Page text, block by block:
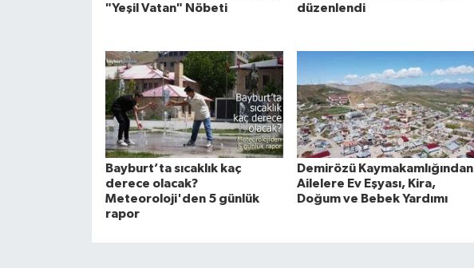
"Yeşil Vatan" Nöbeti
düzenlendi
Bayburt’ta sıcaklık kaç
derece olacak?
Meteoroloji'den 5 günlük
rapor
Demirözü Kaymakamlığından
Ailelere Ev Eşyası, Kira,
Doğum ve Bebek Yardımı